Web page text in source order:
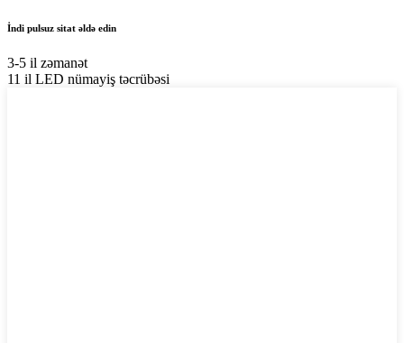
İndi pulsuz sitat əldə edin
3-5 il zəmanət
11 il LED nümayiş təcrübəsi